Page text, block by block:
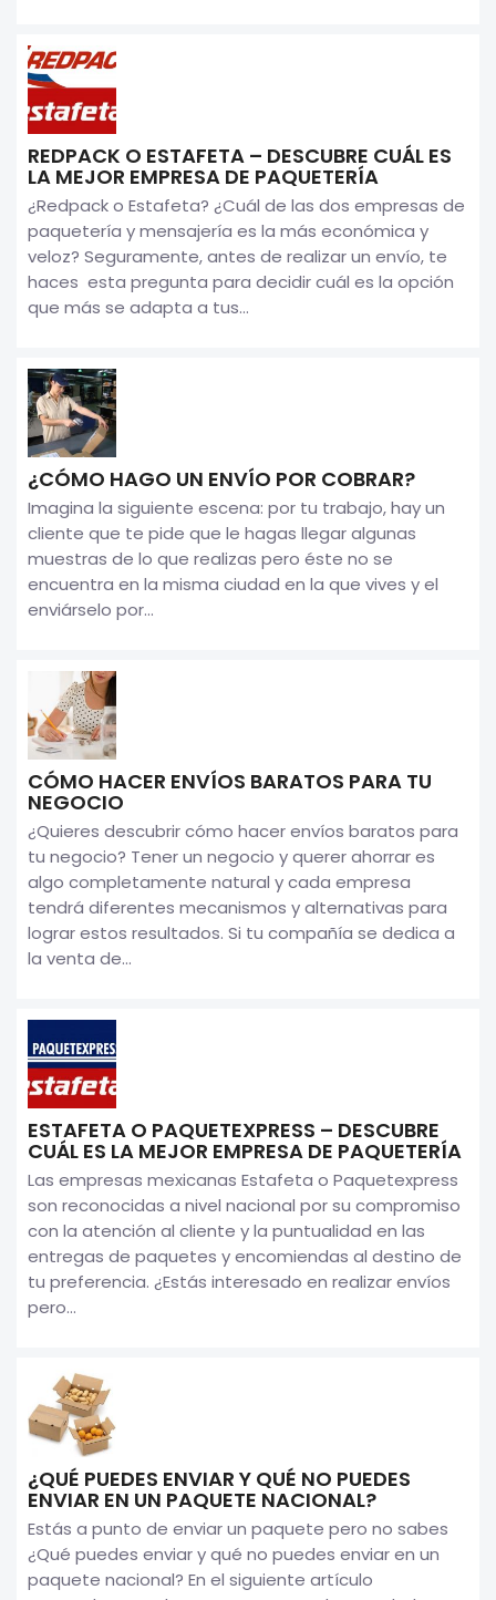
REDPACK O ESTAFETA – DESCUBRE CUÁL ES
LA MEJOR EMPRESA DE PAQUETERÍA
¿Redpack o Estafeta? ¿Cuál de las dos empresas de
paquetería y mensajería es la más económica y
veloz? Seguramente, antes de realizar un envío, te
haces esta pregunta para decidir cuál es la opción
que más se adapta a tus...
¿CÓMO HAGO UN ENVÍO POR COBRAR?
Imagina la siguiente escena: por tu trabajo, hay un
cliente que te pide que le hagas llegar algunas
muestras de lo que realizas pero éste no se
encuentra en la misma ciudad en la que vives y el
enviárselo por...
CÓMO HACER ENVÍOS BARATOS PARA TU
NEGOCIO
¿Quieres descubrir cómo hacer envíos baratos para
tu negocio? Tener un negocio y querer ahorrar es
algo completamente natural y cada empresa
tendrá diferentes mecanismos y alternativas para
lograr estos resultados. Si tu compañía se dedica a
la venta de...
ESTAFETA O PAQUETEXPRESS – DESCUBRE
CUÁL ES LA MEJOR EMPRESA DE PAQUETERÍA
Las empresas mexicanas Estafeta o Paquetexpress
son reconocidas a nivel nacional por su compromiso
con la atención al cliente y la puntualidad en las
entregas de paquetes y encomiendas al destino de
tu preferencia. ¿Estás interesado en realizar envíos
pero...
¿QUÉ PUEDES ENVIAR Y QUÉ NO PUEDES
ENVIAR EN UN PAQUETE NACIONAL?
Estás a punto de enviar un paquete pero no sabes
¿Qué puedes enviar y qué no puedes enviar en un
paquete nacional? En el siguiente artículo